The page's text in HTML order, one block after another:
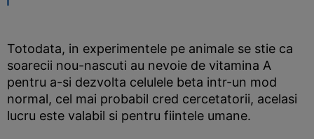
Totodata, in experimentele pe animale se stie ca
soarecii nou-nascuti au nevoie de vitamina A
pentru a-si dezvolta celulele beta intr-un mod
normal, cel mai probabil cred cercetatorii, acelasi
lucru este valabil si pentru fiintele umane.